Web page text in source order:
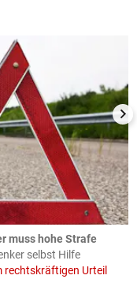
muss hohe Strafe
selbst Hilfe
rechtskräftigen Urteil